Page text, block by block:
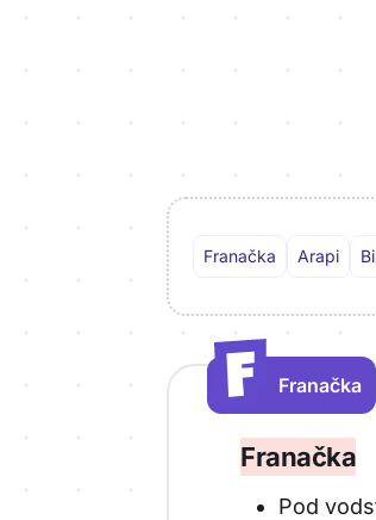
Franačka Arapi
F
F
Franačka
Franačka
Pod